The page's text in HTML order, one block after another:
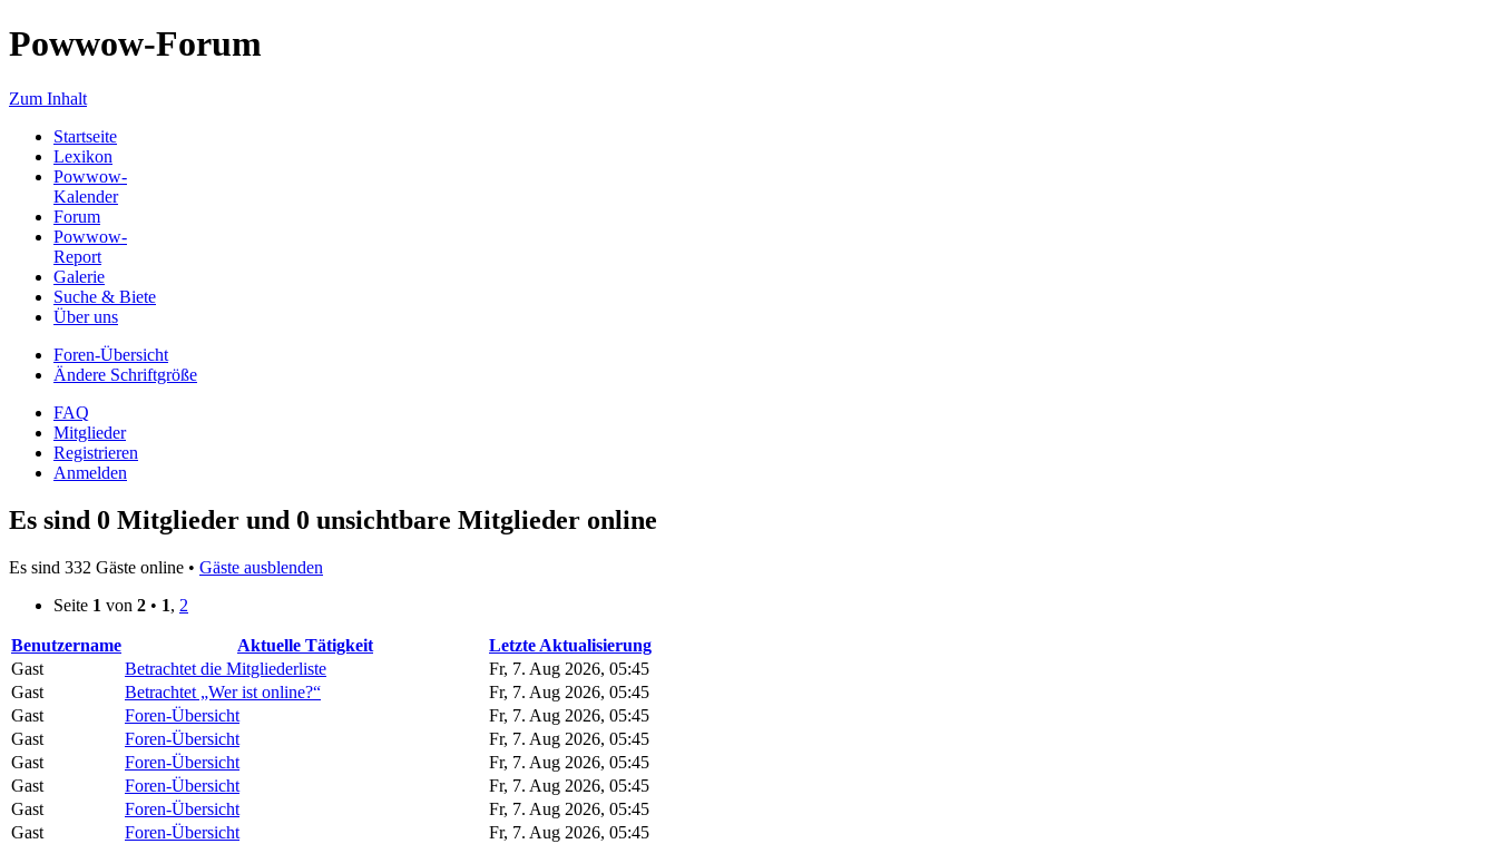
Powwow-Forum
Zum Inhalt
Startseite
Lexikon
Powwow-
Kalender
Forum
Powwow-
Report
Galerie
Suche & Biete
Über uns
Foren-Übersicht
Ändere Schriftgröße
FAQ
Mitglieder
Registrieren
Anmelden
Es sind 0 Mitglieder und 0 unsichtbare Mitglieder online
Es sind 332 Gäste online • Gäste ausblenden
Seite 1 von 2 • 1, 2
Benutzername Aktuelle Tätigkeit
Letzte Aktualisierung
Gast
Betrachtet die Mitgliederliste
Fr, 7. Aug 2026, 05:45
Gast
Betrachtet „Wer ist online?“
Fr, 7. Aug 2026, 05:45
Gast
Foren-Übersicht
Fr, 7. Aug 2026, 05:45
Gast
Foren-Übersicht
Fr, 7. Aug 2026, 05:45
Gast
Foren-Übersicht
Fr, 7. Aug 2026, 05:45
Gast
Foren-Übersicht
Fr, 7. Aug 2026, 05:45
Gast
Foren-Übersicht
Fr, 7. Aug 2026, 05:45
Gast
Foren-Übersicht
Fr, 7. Aug 2026, 05:45